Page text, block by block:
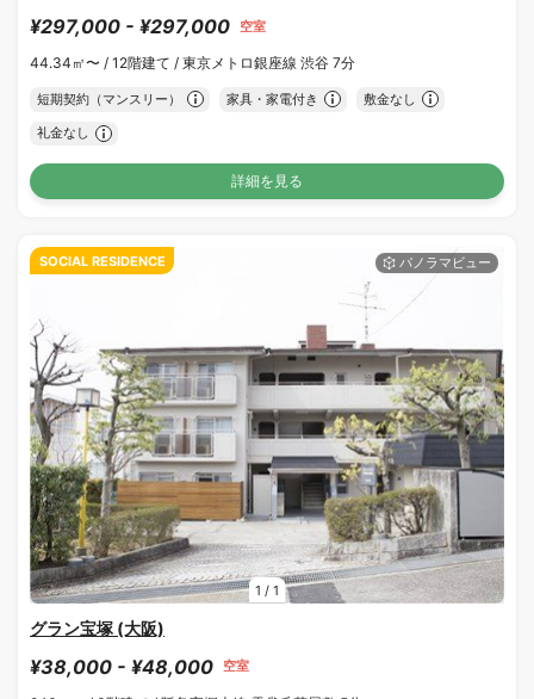
¥297,000 - ¥297,000 空室
44.34㎡〜 / 12階建て / 東京メトロ銀座線 渋谷 7分
短期契約（マンスリー） 家具・家電付き 敷金なし
礼金なし
詳細を見る
1 / 1
SOCIAL RESIDENCE
グラン宝塚 (大阪)
¥38,000 - ¥48,000 空室